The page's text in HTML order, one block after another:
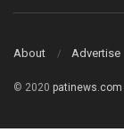
About Advertise
© 2020 patinews.com